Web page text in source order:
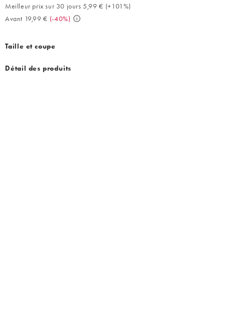
Meilleur prix sur 30 jours 5,99 € (+101%)
Avant 19,99 € (-40%)
Taille et coupe
Détail des produits